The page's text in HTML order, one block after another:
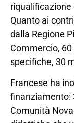
Quanto ai
dalla Regione
Commercio,
specifiche, 30
Francese ha
finanziamento:
Comunità